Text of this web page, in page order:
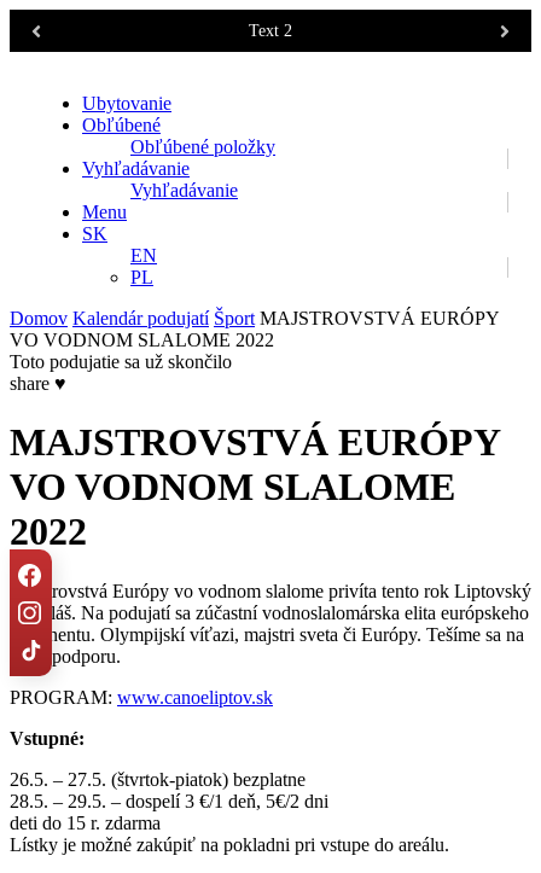
Text 2
Ubytovanie
Obľúbené
Obľúbené položky
Vyhľadávanie
Vyhľadávanie
Menu
SK
EN
PL
Domov Kalendár podujatí Šport MAJSTROVSTVÁ EURÓPY
VO VODNOM SLALOME 2022
Toto podujatie sa už skončilo
share ♥
MAJSTROVSTVÁ EURÓPY
VO VODNOM SLALOME
2022
Majstrovstvá Európy vo vodnom slalome privíta tento rok Liptovský
Mikuláš. Na podujatí sa zúčastní vodnoslalomárska elita európskeho
kontinentu. Olympijskí víťazi, majstri sveta či Európy. Tešíme sa na
Vašu podporu.
PROGRAM: www.canoeliptov.sk
Vstupné:
26.5. – 27.5. (štvrtok-piatok) bezplatne
28.5. – 29.5. – dospelí 3 €/1 deň, 5€/2 dni
deti do 15 r. zdarma
Lístky je možné zakúpiť na pokladni pri vstupe do areálu.